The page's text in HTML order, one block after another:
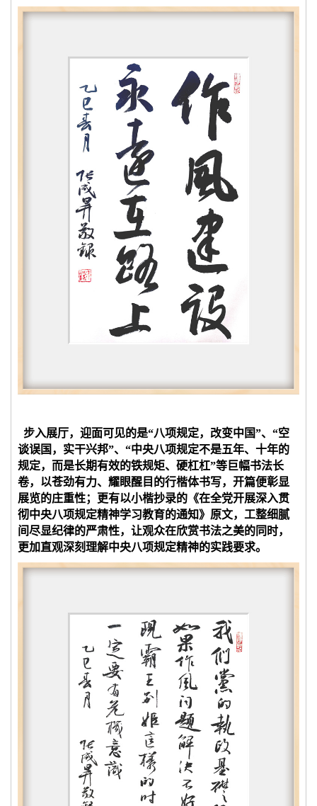
步入展厅，迎面可见的是“八项规定，改变中国”、“空
谈误国，实干兴邦”、“中央八项规定不是五年、十年的
规定，而是长期有效的铁规矩、硬杠杠”等巨幅书法长
卷，以苍劲有力、耀眼醒目的行楷体书写，开篇便彰显
展览的庄重性；更有以小楷抄录的《在全党开展深入贯
彻中央八项规定精神学习教育的通知》原文，工整细腻
间尽显纪律的严肃性，让观众在欣赏书法之美的同时，
更加直观深刻理解中央八项规定精神的实践要求。